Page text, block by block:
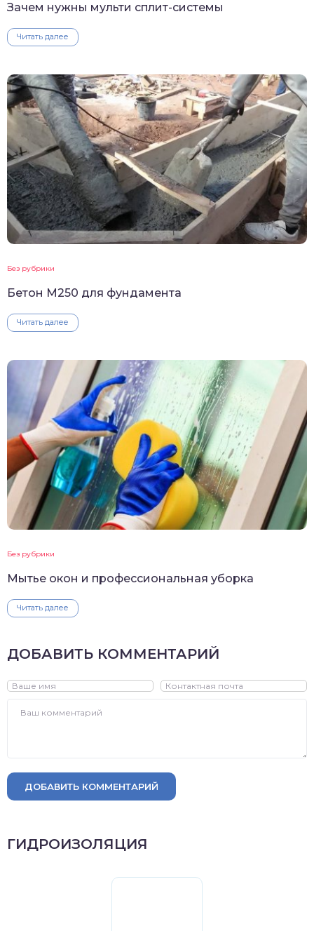
Зачем нужны мульти сплит-системы
Читать далее
Без рубрики
Бетон М250 для фундамента
Читать далее
Без рубрики
Мытье окон и профессиональная уборка
Читать далее
ДОБАВИТЬ КОММЕНТАРИЙ
ДОБАВИТЬ КОММЕНТАРИЙ
ГИДРОИЗОЛЯЦИЯ